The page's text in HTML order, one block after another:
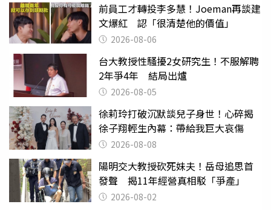
前員工才轉投李多慧！Joeman再談建
文爆紅 認「很清楚他的價值」
2026-08-06
台大教授性騷擾2女研究生！不服解聘
2年爭4年 結局出爐
2026-08-05
徐莉玲打破沉默談兒子身世！心碎揭
徐子翔輕生內幕：帶給我巨大哀傷
2026-08-08
陽明交大教授砍死妹夫！岳母追思首
發聲 揭11年經營真相駁「爭產」
2026-08-02